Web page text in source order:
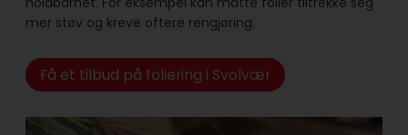
mer støv og kreve oftere rengjøring.
Få et tilbud på foliering i Svolvær